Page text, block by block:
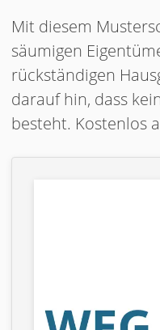
Mit diesem
säumigen
rückständigen
darauf hin, dass
besteht. Kostenlos